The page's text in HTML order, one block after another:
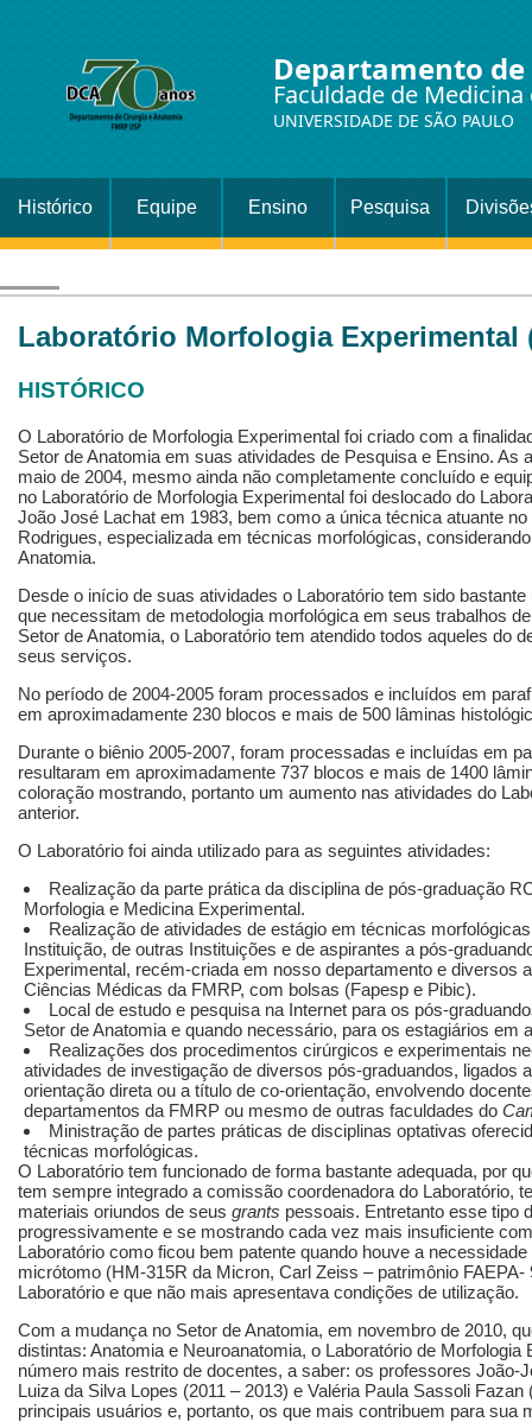
Departamento
Faculdade de
UNIVERSIDADE DE SÃO PAULO
Histórico Equipe Ensino Pesquisa
Laboratório Morfologia Experimental
HISTÓRICO
O Laboratório de Morfologia Experimental foi criado com a
Setor de Anatomia em suas atividades de Pesquisa e Ensino. As
maio de 2004, mesmo ainda não completamente concluído e
no Laboratório de Morfologia Experimental foi deslocado do
João José Lachat em 1983, bem como a única técnica atuante
Rodrigues, especializada em técnicas morfológicas,
Anatomia.
Desde o início de suas atividades o Laboratório tem sido
que necessitam de metodologia morfológica em seus trabalhos
Setor de Anatomia, o Laboratório tem atendido todos aqueles do
seus serviços.
No período de 2004-2005 foram processados e incluídos em
em aproximadamente 230 blocos e mais de 500 lâminas
Durante o biênio 2005-2007, foram processadas e incluídas em
resultaram em aproximadamente 737 blocos e mais de 1400
coloração mostrando, portanto um aumento nas atividades do
anterior.
O Laboratório foi ainda utilizado para as seguintes atividades:
Realização da parte prática da disciplina de pós-graduação
Morfologia e Medicina Experimental.
Realização de atividades de estágio em técnicas
Instituição, de outras Instituições e de aspirantes a pós-
Experimental, recém-criada em nosso departamento e diversos
Ciências Médicas da FMRP, com bolsas (Fapesp e Pibic).
Local de estudo e pesquisa na Internet para os pós-
Setor de Anatomia e quando necessário, para os estagiários em
Realizações dos procedimentos cirúrgicos e experimentais
atividades de investigação de diversos pós-graduandos, ligados
orientação direta ou a título de co-orientação, envolvendo
departamentos da FMRP ou mesmo de outras faculdades do
Ministração de partes práticas de disciplinas optativas
técnicas morfológicas.
O Laboratório tem funcionado de forma bastante adequada, por
tem sempre integrado a comissão coordenadora do Laboratório,
materiais oriundos de seus grants pessoais. Entretanto esse tipo
progressivamente e se mostrando cada vez mais insuficiente
Laboratório como ficou bem patente quando houve a
micrótomo (HM-315R da Micron, Carl Zeiss – patrimônio
Laboratório e que não mais apresentava condições de utilização.
Com a mudança no Setor de Anatomia, em novembro de 2010,
distintas: Anatomia e Neuroanatomia, o Laboratório de
número mais restrito de docentes, a saber: os professores João-
Luiza da Silva Lopes (2011 – 2013) e Valéria Paula Sassoli
principais usuários e, portanto, os que mais contribuem para sua